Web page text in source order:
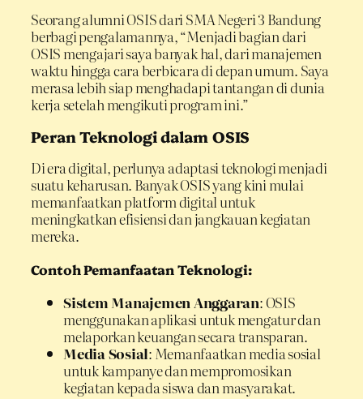
Seorang alumni OSIS dari SMA Negeri 3 Bandung
berbagi pengalamannya, “Menjadi bagian dari
OSIS mengajari saya banyak hal, dari manajemen
waktu hingga cara berbicara di depan umum. Saya
merasa lebih siap menghadapi tantangan di dunia
kerja setelah mengikuti program ini.”
Peran Teknologi dalam OSIS
Di era digital, perlunya adaptasi teknologi menjadi
suatu keharusan. Banyak OSIS yang kini mulai
memanfaatkan platform digital untuk
meningkatkan efisiensi dan jangkauan kegiatan
mereka.
Contoh Pemanfaatan Teknologi:
Sistem Manajemen Anggaran: OSIS
menggunakan aplikasi untuk mengatur dan
melaporkan keuangan secara transparan.
Media Sosial: Memanfaatkan media sosial
untuk kampanye dan mempromosikan
kegiatan kepada siswa dan masyarakat.